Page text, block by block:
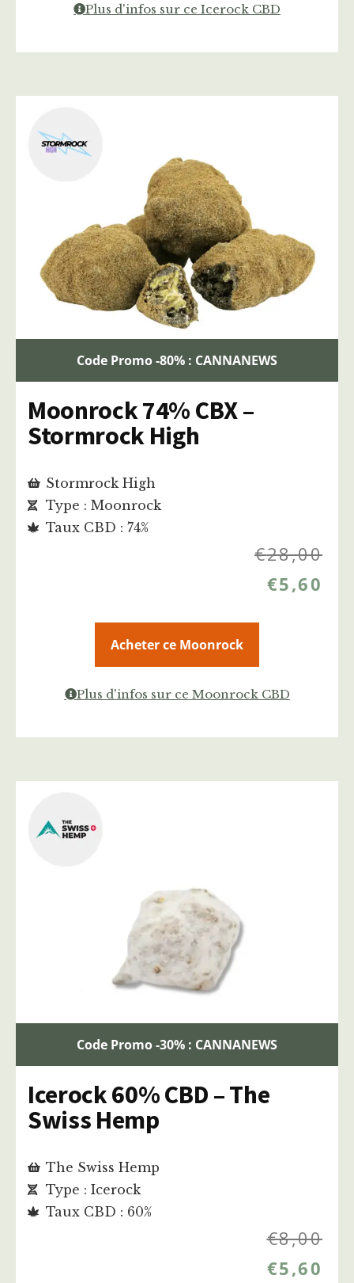
Plus d'infos sur ce Icerock CBD
Code Promo -80% : CANNANEWS
Moonrock 74% CBX –
Stormrock High
Stormrock High
Type : Moonrock
Taux CBD : 74%
€28,00
€5,60
Acheter ce Moonrock
Plus d'infos sur ce Moonrock CBD
Code Promo -30% : CANNANEWS
Icerock 60% CBD – The
Swiss Hemp
The Swiss Hemp
Type : Icerock
Taux CBD : 60%
€8,00
€5,60